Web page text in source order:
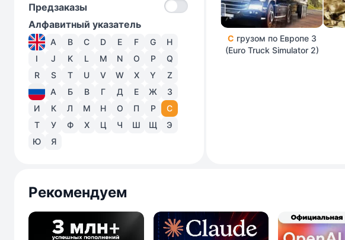
Предзаказы
Алфавитный указатель
A B C D E F G
H
I
J K L M N O P
Q
R
S T U V W X Y
Z
А
Б В Г Д Е Ж
З
И
К Л М Н О П Р
С
Т
У Ф Х Ц Ч Ш Щ
Э
Ю
Я
С грузом по Европе 3
(Euro Truck Simulator 2)
Рекомендуем